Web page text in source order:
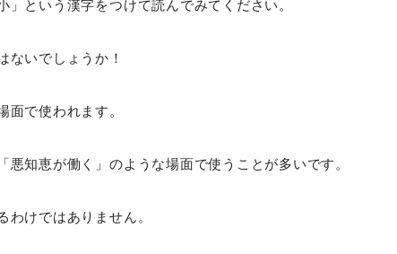
という漢字をつけて読んでみてください。
いでしょうか！
面で使われます。
悪知恵が働く」のような場面で使うことが多いです。
わけではありません。